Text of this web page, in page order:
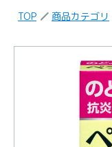
TOP 商品カテゴリ